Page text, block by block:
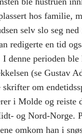
hos familie,
selv slo seg ned
redigerte en tid
I denne perioden ble
(se Gustav
om
i Molde og reiste
og Nord-Norge.
omkom han i